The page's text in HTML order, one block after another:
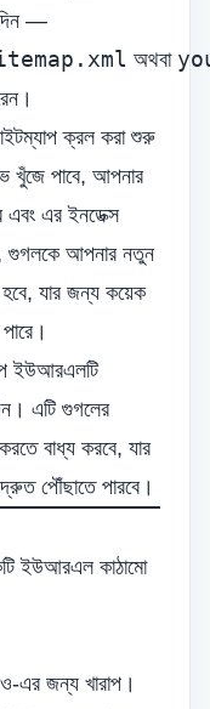
—
অথবা
ক্রল করা শুরু
খুঁজে পাবে, আপনার
এবং এর ইনডেক্স
গুগলকে আপনার নতুন
যার জন্য কয়েক
ইউআরএলটি
এটি গুগলের
বাধ্য করবে, যার
পৌঁছাতে পারবে।
ইউআরএল কাঠামো
এর জন্য খারাপ।